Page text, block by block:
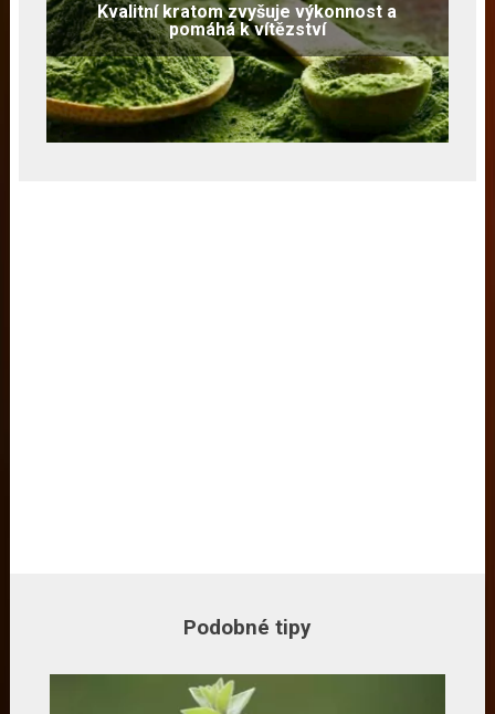
Kvalitní kratom zvyšuje výkonnost a
pomáhá k vítězství
Podobné tipy